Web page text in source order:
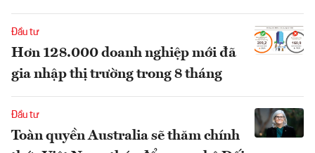
Đầu tư
Hơn 128.000 doanh nghiệp mới đã
gia nhập thị trường trong 8 tháng
Đầu tư
Toàn quyền Australia sẽ thăm chính